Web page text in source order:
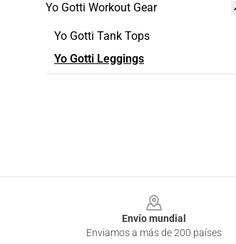
Yo Gotti Workout Gear
Yo Gotti Tank Tops
Yo Gotti Leggings
Envío mundial
Enviamos a más de 200 países